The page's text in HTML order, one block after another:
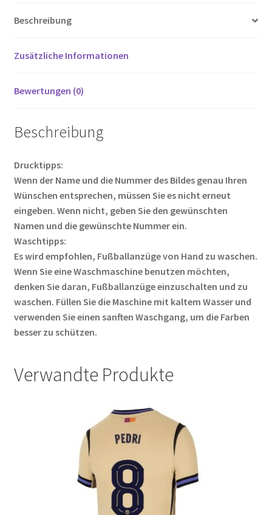
o
k
er
Beschreibung
Zusätzliche Informationen
Bewertungen (0)
Beschreibung
Drucktipps:
Wenn der Name und die Nummer des Bildes genau Ihren
Wünschen entsprechen, müssen Sie es nicht erneut
eingeben. Wenn nicht, geben Sie den gewünschten
Namen und die gewünschte Nummer ein.
Waschtipps:
Es wird empfohlen, Fußballanzüge von Hand zu waschen.
Wenn Sie eine Waschmaschine benutzen möchten,
denken Sie daran, Fußballanzüge einzuschalten und zu
waschen. Füllen Sie die Maschine mit kaltem Wasser und
verwenden Sie einen sanften Waschgang, um die Farben
besser zu schützen.
Verwandte Produkte